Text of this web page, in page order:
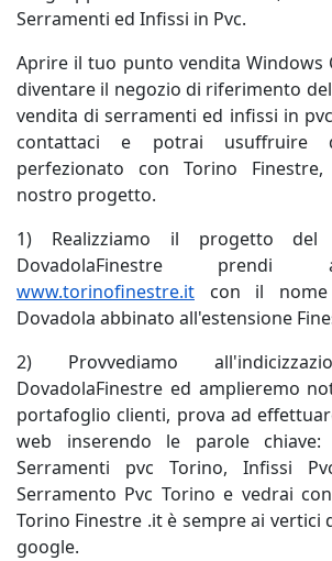
Serramenti ed Infissi in Pvc.
Aprire il tuo punto vendita Windows
diventare il negozio di riferimento
vendita di serramenti ed infissi in
contattaci e potrai usuffruire
perfezionato con Torino
nostro progetto.
1) Realizziamo il progetto
DovadolaFinestre prendi
www.torinofinestre.it con il
Dovadola abbinato all'estensione
2) Provvediamo
DovadolaFinestre ed amplieremo
portafoglio clienti, prova ad
web inserendo le parole chiave:
Serramenti pvc Torino, Infissi
Serramento Pvc Torino e vedrai
Torino Finestre .it è sempre ai vertici
google.